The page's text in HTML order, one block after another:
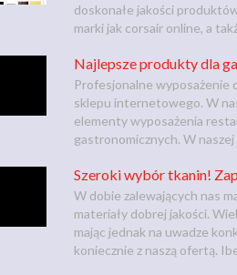
doskonałe jakości
marki jak corsair online, a
Najlepsze produkty dla
Profesjonalne wyposażenie
sklepu internetowego. W
elementy wyposażenia
gastronomicznych. W
Szeroki wybór tkanin!
W dobie zalewających nas
materiały dobrej jakości.
mając jednak na uwadze
koniecznie z naszą ofertą.